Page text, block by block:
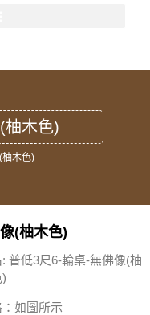
柚木色)
柚木色)
(柚木色)
: 普低3尺6-輪桌-無佛像(柚
如圖所示